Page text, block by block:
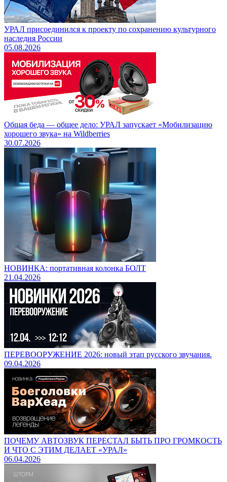
УРАЛ присоединился к проекту по сохранению культурного
наследия России
05.08.2026
Общая беда — общее дело: УРАЛ запускает «Мобилизацию
хорошего звука» на Wildberries
30.07.2026
НОВИНКА: портативная колонка БОЛТ
21.04.2026
ПЕРЕВООРУЖЕНИЕ 2026: новый этап русского звучания.
09.04.2026
ПОЧЕМУ АВТОЗВУК ПЕРЕСТАЛ БЫТЬ ПРО ГРОМКОСТЬ
И ЧТО С ЭТИМ ДЕЛАЕТ «УРАЛ»
06.04.2026